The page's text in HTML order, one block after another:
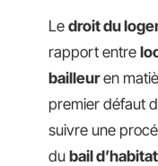
Le droit du
rapport entre
bailleuren
premier défaut
suivre une
du bail